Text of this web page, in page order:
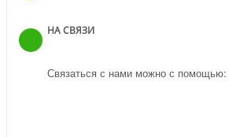
НА СВЯЗИ
Связаться с нами можно с